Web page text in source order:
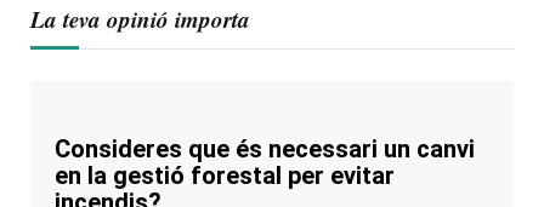
La teva opinió importa
Consideres que és necessari un canvi
en la gestió forestal per evitar